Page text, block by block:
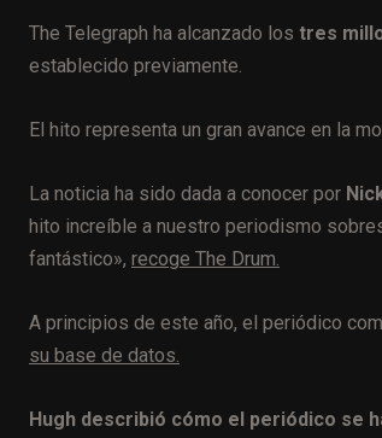
The Telegraph ha alcanzado los tres
establecido previamente.
El hito representa un gran avance en la
La noticia ha sido dada a conocer por
hito increíble a nuestro periodismo
fantástico», recoge The Drum.
A principios de este año, el periódico
su base de datos.
Hugh describió cómo el periódico se